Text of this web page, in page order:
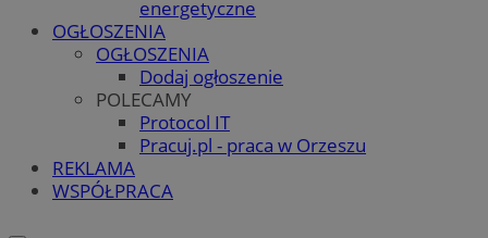
energetyczne
OGŁOSZENIA
OGŁOSZENIA
Dodaj ogłoszenie
POLECAMY
Protocol IT
Pracuj.pl - praca w Orzeszu
REKLAMA
WSPÓŁPRACA